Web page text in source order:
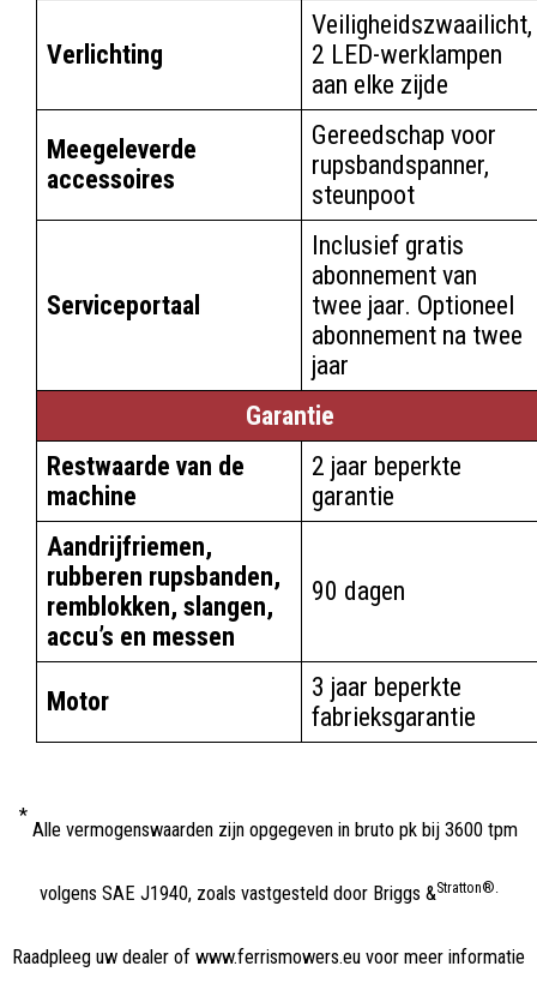
Verlichting
Veiligheidszwaailicht,
2 LED-werklampen
aan elke zijde
Meegeleverde
accessoires
Gereedschap voor
rupsbandspanner,
steunpoot
Serviceportaal
Inclusief gratis
abonnement van
twee jaar. Optioneel
abonnement na twee
jaar
Garantie
Restwaarde van de
machine
2 jaar beperkte
garantie
Aandrijfriemen,
rubberen rupsbanden,
remblokken, slangen,
accu’s en messen
90 dagen
Motor
3 jaar beperkte
fabrieksgarantie
*
Alle vermogenswaarden zijn opgegeven in bruto pk bij 3600 tpm
volgens SAE J1940, zoals vastgesteld door Briggs &Stratton®.
Raadpleeg uw dealer of www.ferrismowers.eu voor meer informatie